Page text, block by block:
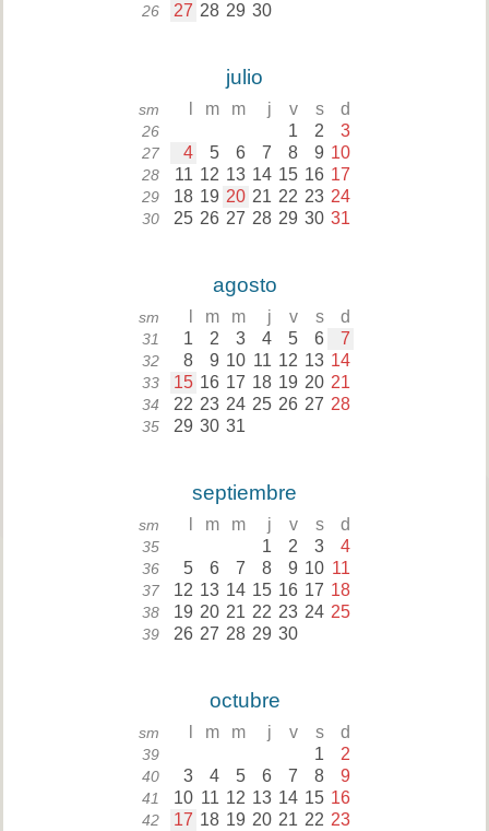
26 27 28 29 30
julio
sm m m j v s d
26 1 2 3
27 4 5 6 7 8 9 10
28 11 12 13 14 15 16 17
29 18 19 20 21 22 23 24
30 25 26 27 28 29 30 31
agosto
sm m m j v s d
31 1 2 3 4 5 6 7
32 8 9 10 11 12 13 14
33 15 16 17 18 19 20 21
34 22 23 24 25 26 27 28
35 29 30 31
septiembre
sm m m j v s d
35 1 2 3 4
36 5 6 7 8 9 10 11
37 12 13 14 15 16 17 18
38 19 20 21 22 23 24 25
39 26 27 28 29 30
octubre
sm m m j v s d
39 1 2
40 3 4 5 6 7 8 9
41 10 11 12 13 14 15 16
42 17 18 19 20 21 22 23